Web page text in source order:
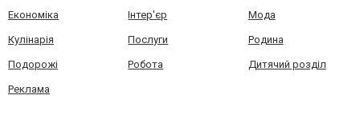
Економіка Інтер'єр Мода
Кулінарія Послуги Родина
Подорожі Робота Дитячий розділ
Реклама